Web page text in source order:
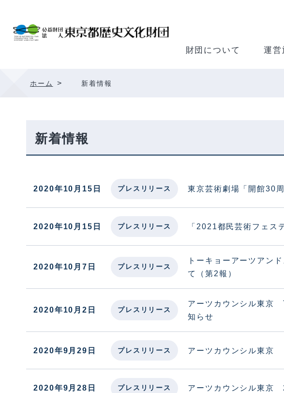
財団について 運営
ホーム > 新着情報
新着情報
2020年10月15日 プレスリリース 東京芸術劇場「開館30
2020年10月15日 プレスリリース 「2021都民芸術フェス
2020年10月7日 プレスリリース
トーキョーアーツア
て（第2報）
2020年10月2日 プレスリリース
アーツカウンシル東京
知らせ
2020年9月29日 プレスリリース アーツカウンシル東京
2020年9月28日 プレスリリース アーツカウンシル東京